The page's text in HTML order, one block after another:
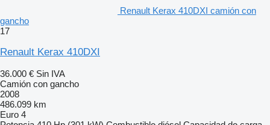
Renault Kerax 410DXI camión con
gancho
17
Renault Kerax 410DXI
36.000 € Sin IVA
Camión con gancho
2008
486.099 km
Euro 4